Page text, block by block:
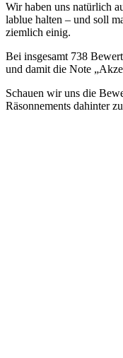
Wir haben uns natürlich
lablue halten – und soll
ziemlich einig.
Bei insgesamt 738
und damit die Note
Schauen wir uns die
Räsonnements dahinter